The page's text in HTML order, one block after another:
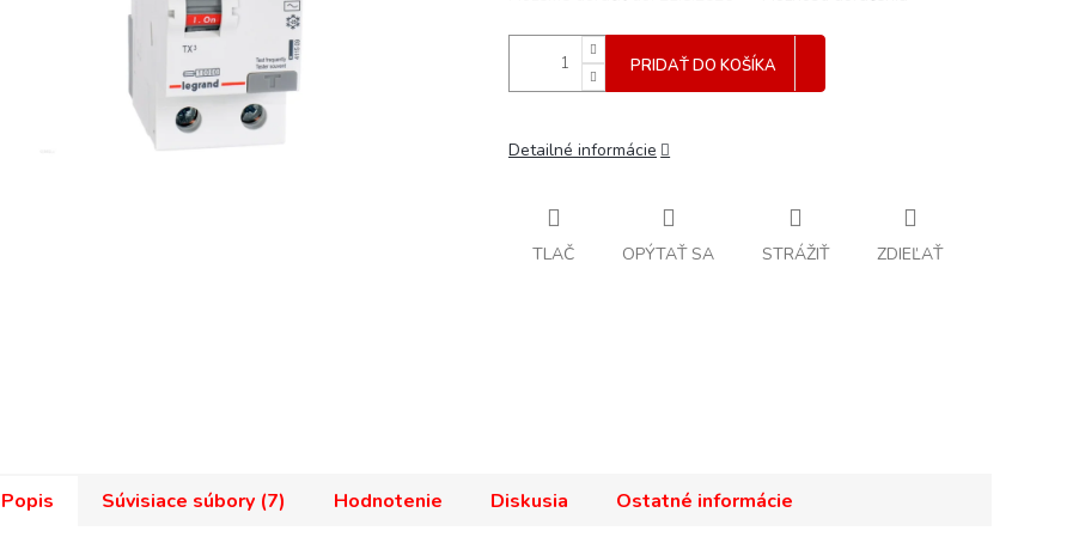
PRIDAŤ DO KOŠÍKA
Detailné informácie
TLAČ OPÝTAŤ SA STRÁŽIŤ ZDIEĽAŤ
Popis Súvisiace súbory (7) Hodnotenie Diskusia Ostatné informácie